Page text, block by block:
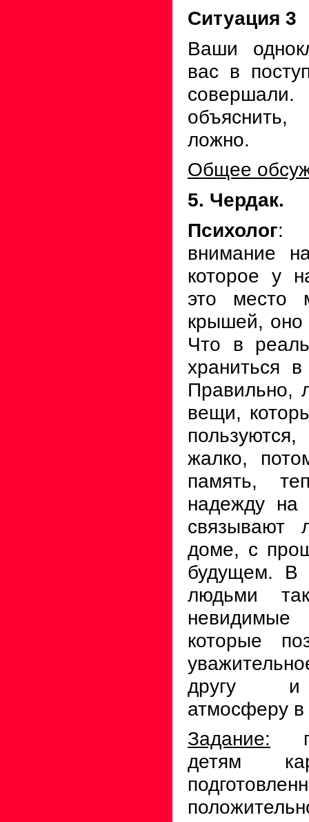
Ситуация 3
Ваши
вас в
ложно.
Общее
5. Чердак.
Психолог:
внимание
которое у
это место
крышей, оно
Что в
храниться
Правильно,
вещи,
жалко,
память,
надежду
связывают
доме, с
будущем. В
людьми
которые
другу и
атмосферу в
Задание:
детям